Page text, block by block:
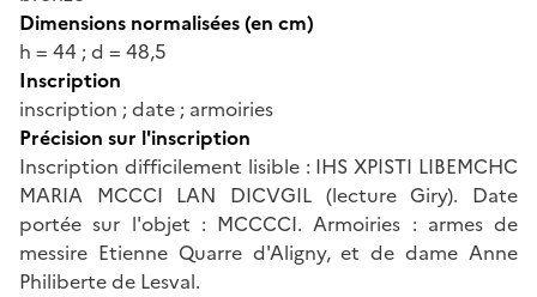
Dimensions normalisées (en cm)
h = 44 ; d = 48,5
Inscription
inscription ; date ; armoiries
Précision sur l'inscription
Inscription difficilement lisible : IHS XPISTI LIBEMCHC
MARIA MCCCI LAN DICVGIL (lecture Giry). Date
portée sur l'objet : MCCCCI. Armoiries : armes de
messire Etienne Quarre d'Aligny, et de dame Anne
Philiberte de Lesval.